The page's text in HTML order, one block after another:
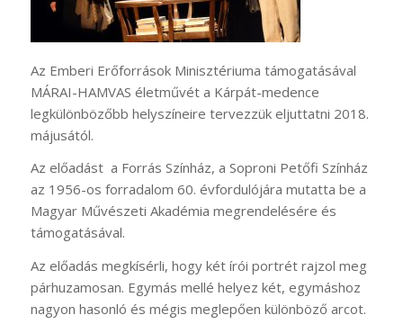
Az Emberi Erőforrások Minisztériuma támogatásával
MÁRAI-HAMVAS életművét a Kárpát-medence
legkülönbözőbb helyszíneire tervezzük eljuttatni 2018.
májusától.
Az előadást a Forrás Színház, a Soproni Petőfi Színház
az 1956-os forradalom 60. évfordulójára mutatta be a
Magyar Művészeti Akadémia megrendelésére és
támogatásával.
Az előadás megkísérli, hogy két írói portrét rajzol meg
párhuzamosan. Egymás mellé helyez két, egymáshoz
nagyon hasonló és mégis meglepően különböző arcot.